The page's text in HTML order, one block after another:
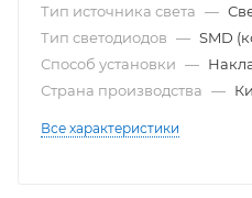
Тип источника света —
Тип светодиодов — SMD
Способ установки —
Страна производства —
Все характеристики